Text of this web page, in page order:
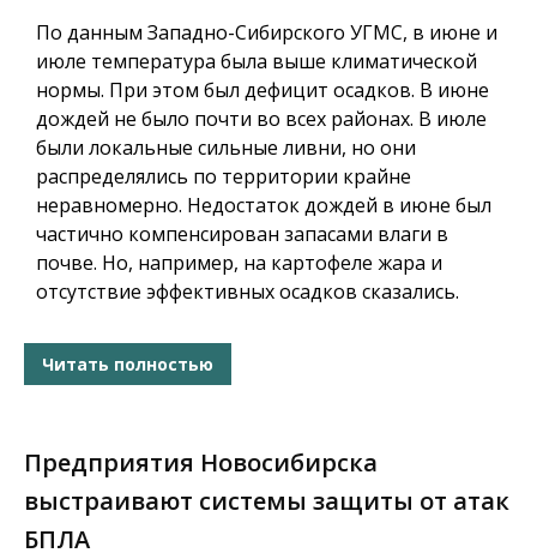
По данным Западно-Сибирского УГМС, в июне и
июле температура была выше климатической
нормы. При этом был дефицит осадков. В июне
дождей не было почти во всех районах. В июле
были локальные сильные ливни, но они
распределялись по территории крайне
неравномерно. Недостаток дождей в июне был
частично компенсирован запасами влаги в
почве. Но, например, на картофеле жара и
отсутствие эффективных осадков сказались.
Читать полностью
Предприятия Новосибирска
выстраивают системы защиты от атак
БПЛА